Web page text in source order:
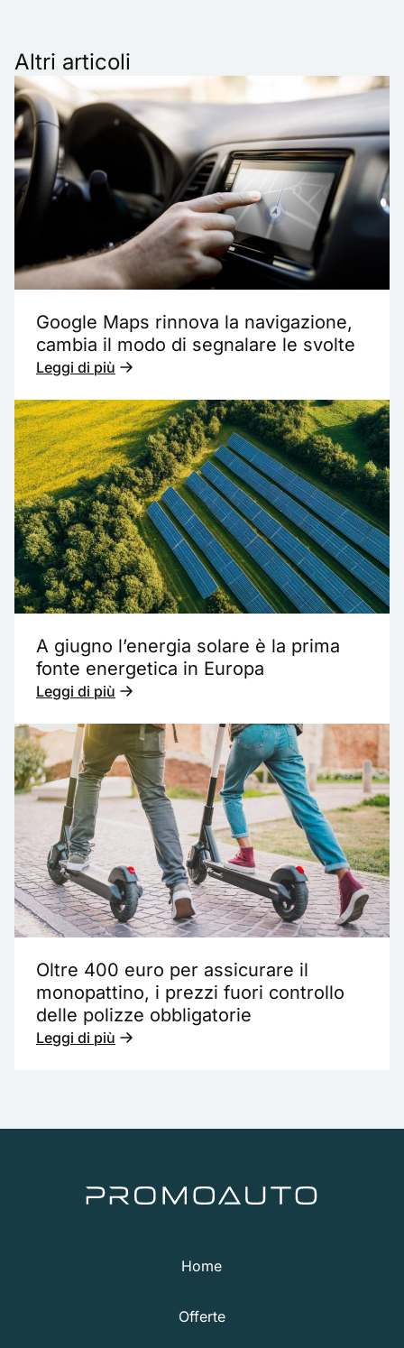
Altri articoli
Google Maps rinnova la navigazione,
cambia il modo di segnalare le svolte
Leggi di più
A giugno l’energia solare è la prima
fonte energetica in Europa
Leggi di più
Oltre 400 euro per assicurare il
monopattino, i prezzi fuori controllo
delle polizze obbligatorie
Leggi di più
Home
Offerte